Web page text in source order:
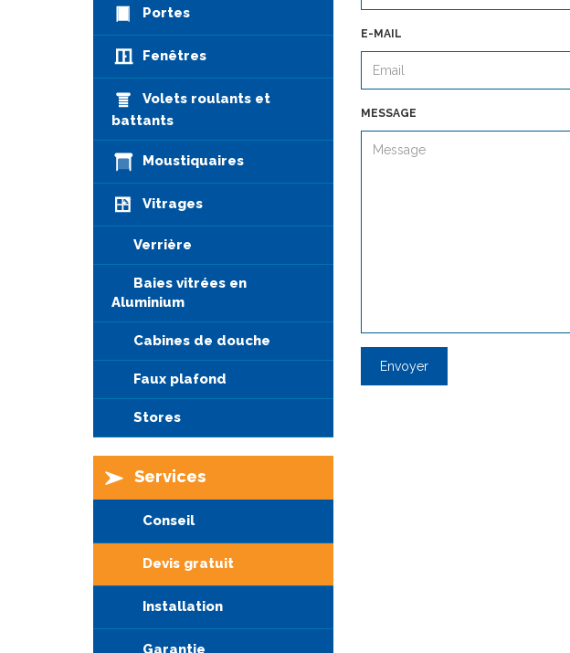
Portes
Fenêtres
Volets roulants et
battants
Moustiquaires
Vitrages
Verrière
Baies vitrées en
Aluminium
Cabines de douche
Faux plafond
Stores
Services
Conseil
Devis gratuit
Installation
Garantie
E-MAIL
MESSAGE